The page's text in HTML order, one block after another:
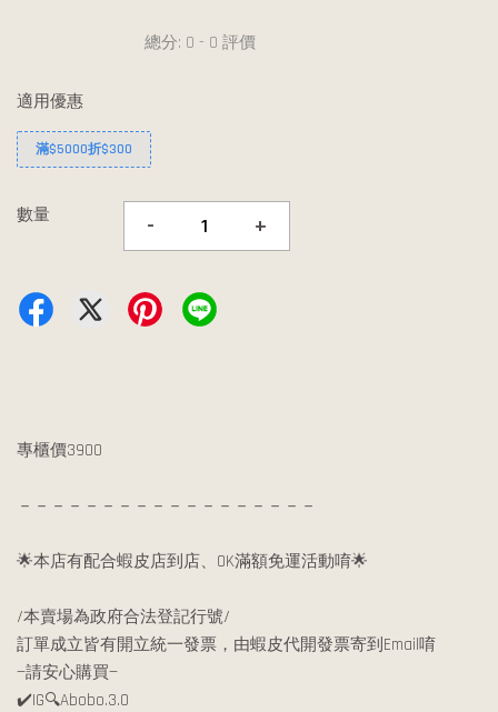
總分: 0 - 0 評價
適用優惠
滿$5000折$300
數量 - +
專櫃價3900
－－－－－－－－－－－－－－－－－－
🌟本店有配合蝦皮店到店、OK滿額免運活動唷🌟
/本賣場為政府合法登記行號/
訂單成立皆有開立統一發票，由蝦皮代開發票寄到Email唷
—請安心購買—
✔️IG🔍Abobo.3.0